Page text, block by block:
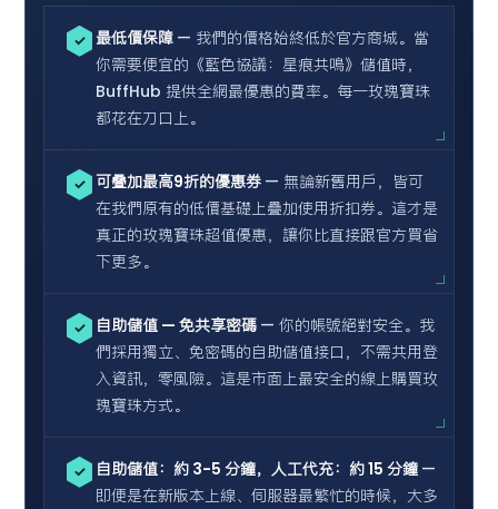
✓ 最低價保障 — 我們的價格始終低於官方商城。當
你需要便宜的《藍色協議：星痕共鳴》儲值時，
BuffHub 提供全網最優惠的費率。每一玫瑰寶珠
都花在刀口上。
✓ 可叠加最高9折的優惠券 — 無論新舊用戶，皆可
在我們原有的低價基礎上疊加使用折扣券。這才是
真正的玫瑰寶珠超值優惠，讓你比直接跟官方買省
下更多。
✓ 自助儲值 — 免共享密碼 — 你的帳號絕對安全。我
們採用獨立、免密碼的自助儲值接口，不需共用登
入資訊，零風險。這是市面上最安全的線上購買玫
瑰寶珠方式。
✓ 自助儲值：約 3-5 分鐘，人工代充：約 15 分鐘 —
即便是在新版本上線、伺服器最繁忙的時候，大多